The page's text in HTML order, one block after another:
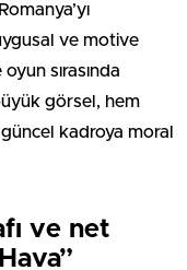
ve motive
sırasında
görsel, hem
kadroya moral
ve net